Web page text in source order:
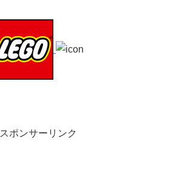
スポンサーリンク